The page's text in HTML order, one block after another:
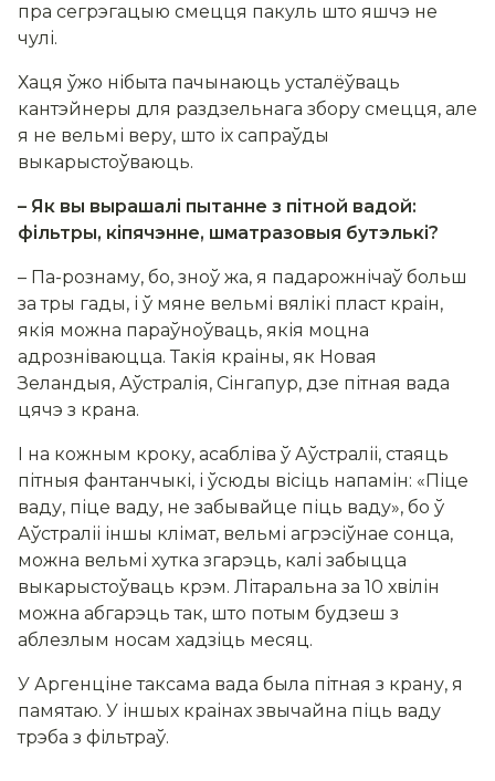
пра сегрэгацыю смецця пакуль што яшчэ не
чулі.
Хаця ўжо нібыта пачынаюць усталёўваць
кантэйнеры для раздзельнага збору смецця, але
я не вельмі веру, што іх сапраўды
выкарыстоўваюць.
– Як вы вырашалі пытанне з пітной вадой:
фільтры, кіпячэнне, шматразовыя бутэлькі?
– Па-рознаму, бо, зноў жа, я падарожнічаў больш
за тры гады, і ў мяне вельмі вялікі пласт краін,
якія можна параўноўваць, якія моцна
адрозніваюцца. Такія краіны, як Новая
Зеландыя, Аўстралія, Сінгапур, дзе пітная вада
цячэ з крана.
І на кожным кроку, асабліва ў Аўстраліі, стаяць
пітныя фантанчыкі, і ўсюды вісіць напамін: «Піце
ваду, піце ваду, не забывайце піць ваду», бо ў
Аўстраліі іншы клімат, вельмі агрэсіўнае сонца,
можна вельмі хутка згарэць, калі забыцца
выкарыстоўваць крэм. Літаральна за 10 хвілін
можна абгарэць так, што потым будзеш з
аблезлым носам хадзіць месяц.
У Аргенціне таксама вада была пітная з крану, я
памятаю. У іншых краінах звычайна піць ваду
трэба з фільтраў.